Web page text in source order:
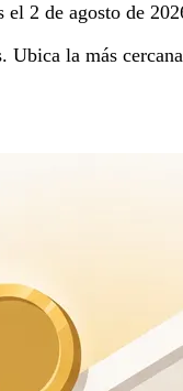
el 2 de agosto de
Ubica la más